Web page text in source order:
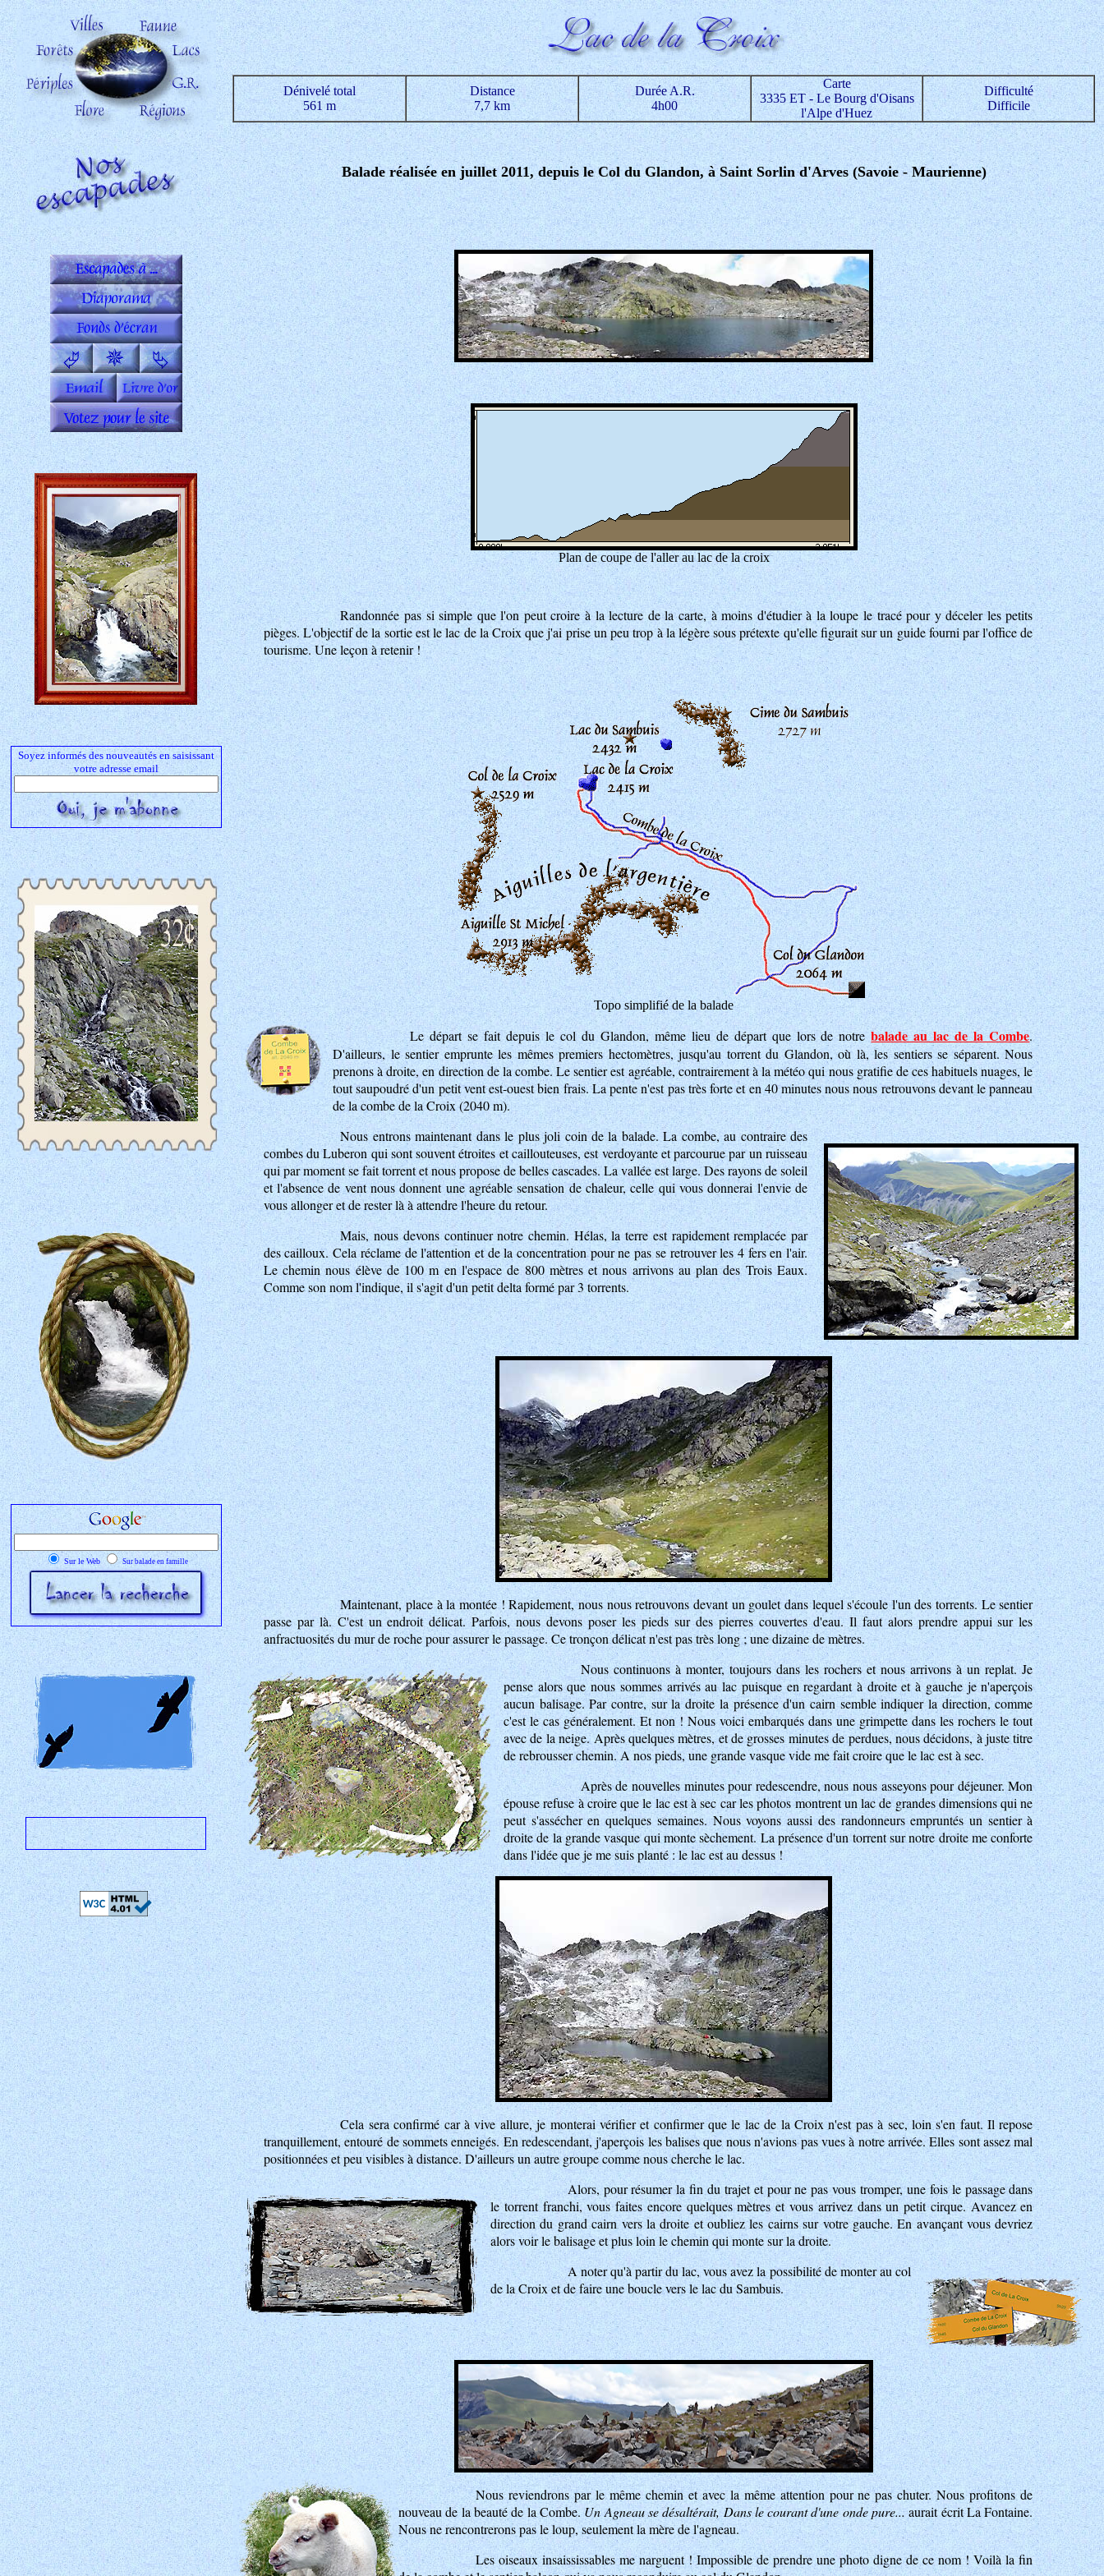
Soyez informés des nouveautés en saisissant
votre adresse email
Sur le Web Sur balade en famille
Dénivelé total
561 m
Distance
7,7 km
Durée A.R.
4h00
Carte
3335 ET - Le Bourg d'Oisans
l'Alpe d'Huez
Difficulté
Difficile
Balade réalisée en juillet 2011, depuis le Col du Glandon, à Saint Sorlin d'Arves (Savoie - Maurienne)
Plan de coupe de l'aller au lac de la croix
Randonnée pas si simple que l'on peut croire à la lecture de la carte, à moins d'étudier à la loupe le tracé pour y déceler les petits
pièges. L'objectif de la sortie est le lac de la Croix que j'ai prise un peu trop à la légère sous prétexte qu'elle figurait sur un guide fourni par l'office de
tourisme. Une leçon à retenir !
Topo simplifié de la balade
Le départ se fait depuis le col du Glandon, même lieu de départ que lors de notrebalade au lac de la Combe.
D'ailleurs, le sentier emprunte les mêmes premiers hectomètres, jusqu'au torrent du Glandon, où là, les sentiers se séparent. Nous
prenons à droite, en direction de la combe. Le sentier est agréable, contrairement à la météo qui nous gratifie de ces habituels nuages, le
tout saupoudré d'un petit vent est-ouest bien frais. La pente n'est pas très forte et en 40 minutes nous nous retrouvons devant le panneau
de la combe de la Croix (2040 m).
Nous entrons maintenant dans le plus joli coin de la balade. La combe, au contraire des
combes du Luberon qui sont souvent étroites et caillouteuses, est verdoyante et parcourue par un ruisseau
qui par moment se fait torrent et nous propose de belles cascades. La vallée est large. Des rayons de soleil
et l'absence de vent nous donnent une agréable sensation de chaleur, celle qui vous donnerai l'envie de
vous allonger et de rester là à attendre l'heure du retour.
Mais, nous devons continuer notre chemin. Hélas, la terre est rapidement remplacée par
des cailloux. Cela réclame de l'attention et de la concentration pour ne pas se retrouver les 4 fers en l'air.
Le chemin nous élève de 100 m en l'espace de 800 mètres et nous arrivons au plan des Trois Eaux.
Comme son nom l'indique, il s'agit d'un petit delta formé par 3 torrents.
Maintenant, place à la montée ! Rapidement, nous nous retrouvons devant un goulet dans lequel s'écoule l'un des torrents. Le sentier
passe par là. C'est un endroit délicat. Parfois, nous devons poser les pieds sur des pierres couvertes d'eau. Il faut alors prendre appui sur les
anfractuosités du mur de roche pour assurer le passage. Ce tronçon délicat n'est pas très long ; une dizaine de mètres.
Nous continuons à monter, toujours dans les rochers et nous arrivons à un replat. Je
pense alors que nous sommes arrivés au lac puisque en regardant à droite et à gauche je n'aperçois
aucun balisage. Par contre, sur la droite la présence d'un cairn semble indiquer la direction, comme
c'est le cas généralement. Et non ! Nous voici embarqués dans une grimpette dans les rochers le tout
avec de la neige. Après quelques mètres, et de grosses minutes de perdues, nous décidons, à juste titre
de rebrousser chemin. A nos pieds, une grande vasque vide me fait croire que le lac est à sec.
Après de nouvelles minutes pour redescendre, nous nous asseyons pour déjeuner. Mon
épouse refuse à croire que le lac est à sec car les photos montrent un lac de grandes dimensions qui ne
peut s'assécher en quelques semaines. Nous voyons aussi des randonneurs empruntés un sentier à
droite de la grande vasque qui monte sèchement. La présence d'un torrent sur notre droite me conforte
dans l'idée que je me suis planté : le lac est au dessus !
Cela sera confirmé car à vive allure, je monterai vérifier et confirmer que le lac de la Croix n'est pas à sec, loin s'en faut. Il repose
tranquillement, entouré de sommets enneigés. En redescendant, j'aperçois les balises que nous n'avions pas vues à notre arrivée. Elles sont assez mal
positionnées et peu visibles à distance. D'ailleurs un autre groupe comme nous cherche le lac.
Alors, pour résumer la fin du trajet et pour ne pas vous tromper, une fois le passage dans
le torrent franchi, vous faites encore quelques mètres et vous arrivez dans un petit cirque. Avancez en
direction du grand cairn vers la droite et oubliez les cairns sur votre gauche. En avançant vous devriez
alors voir le balisage et plus loin le chemin qui monte sur la droite.
A noter qu'à partir du lac, vous avez la possibilité de monter au col
de la Croix et de faire une boucle vers le lac du Sambuis.
Nous reviendrons par le même chemin et avec la même attention pour ne pas chuter. Nous profitons de
nouveau de la beauté de la Combe.Un Agneau se désaltérait, Dans le courant d'une onde pure...aurait écrit La Fontaine.
Nous ne rencontrerons pas le loup, seulement la mère de l'agneau.
Les oiseaux insaississables me narguent ! Impossible de prendre une photo digne de ce nom ! Voilà la fin